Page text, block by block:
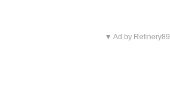
▼ Ad by Refinery89